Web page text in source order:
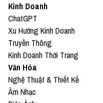
Kinh Doanh
ChatGPT
Xu Hướng Kinh Doanh
Truyền Thông
Kinh Doanh Thời Trang
Văn Hóa
Nghệ Thuật & Thiết Kế
Âm Nhạc